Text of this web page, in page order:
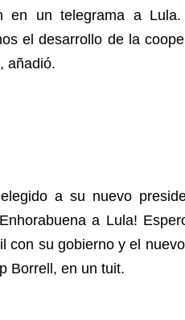
en un telegrama a
el desarrollo de la
añadió.
a su nuevo
a Lula!
con su gobierno y el
Borrell, en un tuit.